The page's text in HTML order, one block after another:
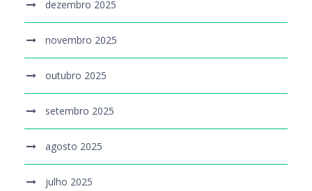
dezembro 2025
novembro 2025
outubro 2025
setembro 2025
agosto 2025
julho 2025